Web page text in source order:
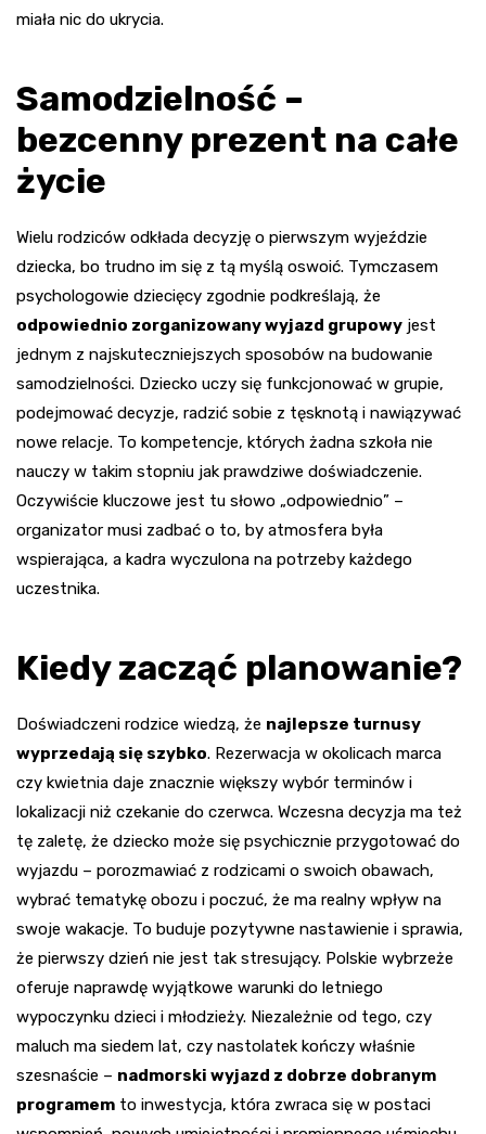
miała nic do ukrycia.
Samodzielność –
bezcenny prezent na całe
życie
Wielu rodziców odkłada decyzję o pierwszym wyjeździe
dziecka, bo trudno im się z tą myślą oswoić. Tymczasem
psychologowie dziecięcy zgodnie podkreślają, że
odpowiednio zorganizowany wyjazd grupowy jest
jednym z najskuteczniejszych sposobów na budowanie
samodzielności. Dziecko uczy się funkcjonować w grupie,
podejmować decyzje, radzić sobie z tęsknotą i nawiązywać
nowe relacje. To kompetencje, których żadna szkoła nie
nauczy w takim stopniu jak prawdziwe doświadczenie.
Oczywiście kluczowe jest tu słowo „odpowiednio” –
organizator musi zadbać o to, by atmosfera była
wspierająca, a kadra wyczulona na potrzeby każdego
uczestnika.
Kiedy zacząć planowanie?
Doświadczeni rodzice wiedzą, że najlepsze turnusy
wyprzedają się szybko. Rezerwacja w okolicach marca
czy kwietnia daje znacznie większy wybór terminów i
lokalizacji niż czekanie do czerwca. Wczesna decyzja ma też
tę zaletę, że dziecko może się psychicznie przygotować do
wyjazdu – porozmawiać z rodzicami o swoich obawach,
wybrać tematykę obozu i poczuć, że ma realny wpływ na
swoje wakacje. To buduje pozytywne nastawienie i sprawia,
że pierwszy dzień nie jest tak stresujący. Polskie wybrzeże
oferuje naprawdę wyjątkowe warunki do letniego
wypoczynku dzieci i młodzieży. Niezależnie od tego, czy
maluch ma siedem lat, czy nastolatek kończy właśnie
szesnaście – nadmorski wyjazd z dobrze dobranym
programem to inwestycja, która zwraca się w postaci